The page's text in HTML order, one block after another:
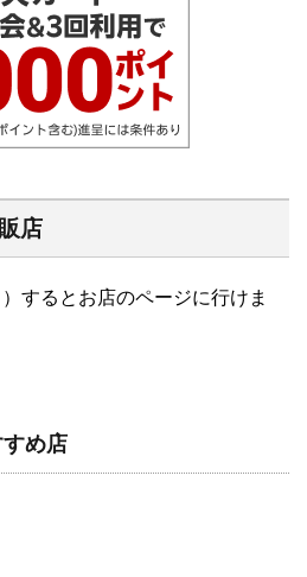
店
するとお店のページに行けま
め店